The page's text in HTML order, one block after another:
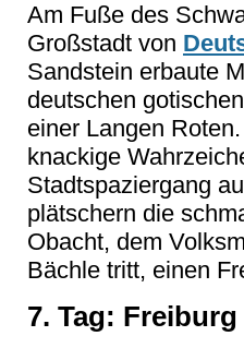
Am Fuße des
Großstadt von
Sandstein erbaute
deutschen
einer Langen
knackige
Stadtspaziergang
plätschern die
Obacht, dem
Bächle tritt, einen
7. Tag: